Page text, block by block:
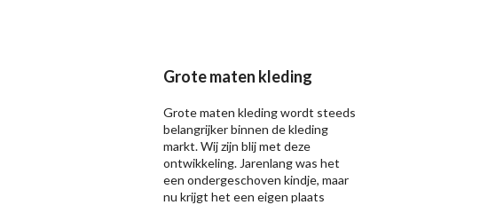
Grote maten kleding
Grote maten kleding wordt steeds
belangrijker binnen de kleding
markt. Wij zijn blij met deze
ontwikkeling. Jarenlang was het
een ondergeschoven kindje, maar
nu krijgt het een eigen plaats